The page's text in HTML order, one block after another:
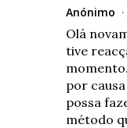
Anónimo
Olá
tive
por
possa
método